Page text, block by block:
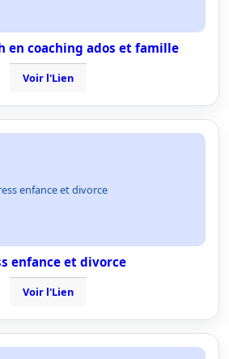
en coaching ados et famille
Voir l'Lien
enfance et divorce
enfance et divorce
Voir l'Lien